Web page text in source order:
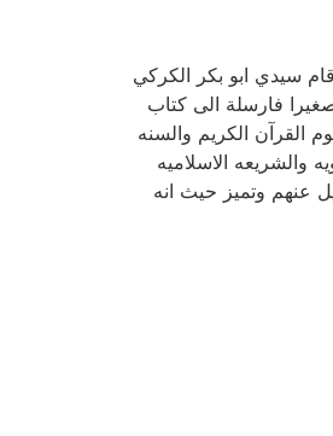
, وقد قام سيدي ابو بكر الكركي
صغيرا فارسلة الى كتاب
القرآن الكريم والسنه
والشريعه الاسلاميه
عنهم وتميز حيث انه